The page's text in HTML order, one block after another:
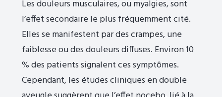
Les douleurs musculaires, ou myalgies, sont
l’effet secondaire le plus fréquemment cité.
Elles se manifestent par des crampes, une
faiblesse ou des douleurs diffuses. Environ 10
% des patients signalent ces symptômes.
Cependant, les études cliniques en double